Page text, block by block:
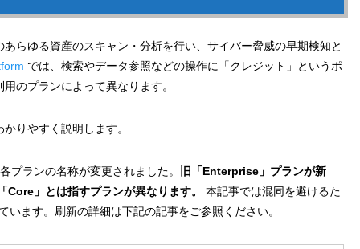
らゆる資産のスキャン・分析を行い、サイバー脅威の早期検知と
では、検索やデータ参照などの操作に「クレジット」というポ
のプランによって異なります。
りやすく説明します。
ランの名称が変更されました。
旧「Enterprise」プランが新
」とは指すプランが異なります。
本記事では混同を避けるた
ます。刷新の詳細は下記の記事をご参照ください。